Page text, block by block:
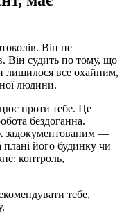
Він не
Він судить по тому, що
лишилося все охайним,
людини.
проти тебе. Це
бездоганна.
задокументованим —
його будинку чи
контроль,
тебе,